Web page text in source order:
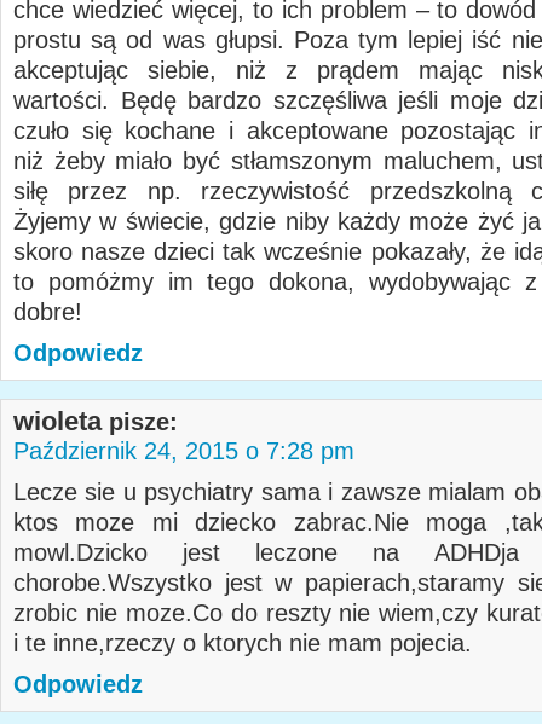
chce wiedzieć więcej, to ich problem – to
prostu są od was głupsi. Poza tym lepiej iść
akceptując siebie, niż z prądem mając
wartości. Będę bardzo szczęśliwa jeśli moje
czuło się kochane i akceptowane pozostając
niż żeby miało być stłamszonym maluchem,
siłę przez np. rzeczywistość przedszkolną
Żyjemy w świecie, gdzie niby każdy może żyć
skoro nasze dzieci tak wcześnie pokazały, że
to pomóżmy im tego dokona, wydobywając
dobre!
Odpowiedz
wioleta pisze:
Październik 24, 2015 o 7:28 pm
Lecze sie u psychiatry sama i zawsze mialam
ktos moze mi dziecko zabrac.Nie moga
mowl.Dzicko jest leczone na
chorobe.Wszystko jest w papierach,staramy
zrobic nie moze.Co do reszty nie wiem,czy
i te inne,rzeczy o ktorych nie mam pojecia.
Odpowiedz